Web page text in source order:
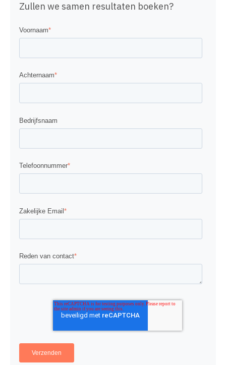
Zullen we samen resultaten boeken?
Voornaam*
Achternaam*
Bedrijfsnaam
Telefoonnummer*
Zakelijke Email*
Reden van contact*